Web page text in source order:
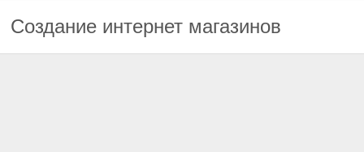
Создание интернет магазинов